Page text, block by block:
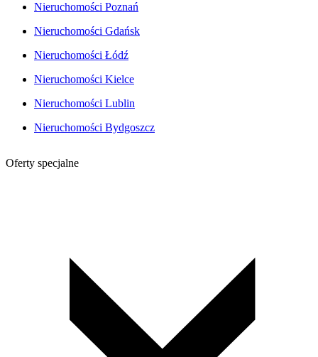
Nieruchomości Poznań
Nieruchomości Gdańsk
Nieruchomości Łódź
Nieruchomości Kielce
Nieruchomości Lublin
Nieruchomości Bydgoszcz
Oferty specjalne